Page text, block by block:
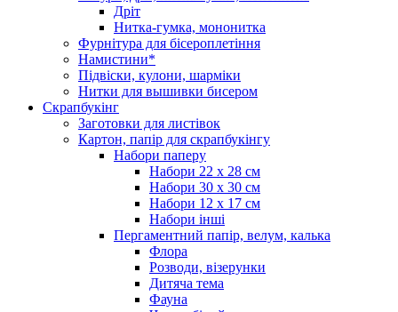
Дріт
Нитка-гумка, мононитка
Фурнітура для бісероплетіння
Намистини*
Підвіски, кулони, шарміки
Нитки для вышивки бисером
Скрапбукінг
Заготовки для листівок
Картон, папір для скрапбукінгу
Набори паперу
Набори 22 х 28 см
Набори 30 х 30 см
Набори 12 х 17 см
Набори інші
Пергаментний папір, велум, калька
Флора
Розводи, візерунки
Дитяча тема
Фауна